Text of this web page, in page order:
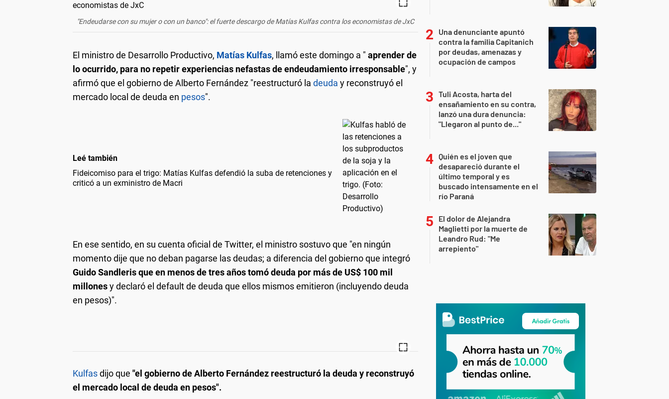
"Endeudarse con su mujer o con un banco": el fuerte descargo de Matías Kulfas contra los economistas de JxC
El ministro de Desarrollo Productivo, Matías Kulfas, llamó este domingo a " aprender de
lo ocurrido, para no repetir experiencias nefastas de endeudamiento irresponsable", y
afirmó que el gobierno de Alberto Fernández "reestructuró la deuda y reconstruyó el
mercado local de deuda en pesos".
Leé también
Fideicomiso para el trigo: Matías Kulfas defendió la suba de retenciones y
criticó a un exministro de Macri
En ese sentido, en su cuenta oficial de Twitter, el ministro sostuvo que "en ningún
momento dije que no deban pagarse las deudas; a diferencia del gobierno que integró
Guido Sandleris que en menos de tres años tomó deuda por más de US$ 100 mil
millonesy declaró el default de deuda que ellos mismos emitieron (incluyendo deuda
en pesos)".
Kulfasdijo que "el gobierno de Alberto Fernández reestructuró la deuda y reconstruyó
el mercado local de deuda en pesos".
Una denunciante apuntó
contra la familia Capitanich
por deudas, amenazas y
ocupación de campos
Tuli Acosta, harta del
ensañamiento en su contra,
lanzó una dura denuncia:
"Llegaron al punto de..."
Quién es el joven que
desapareció durante el
último temporal y es
buscado intensamente en el
río Paraná
El dolor de Alejandra
Maglietti por la muerte de
Leandro Rud: "Me
arrepiento"